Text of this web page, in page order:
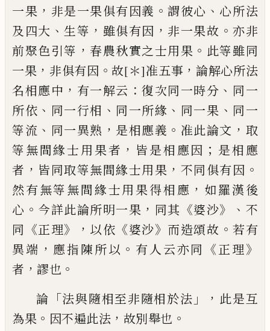
一果 ， 非是一果俱有因義 。謂彼心 、 心所法
及四大 、生等 ， 雖俱有因 ， 非一果故 。亦非
前聚色引等 ， 春農秋實之士用果 。 此等雖同
一果 ， 非俱有因 。故[＊]准五事 ， 論解心所法
名相應中 ， 有一解云 ：復次同一時分 、 同一
所依 、 同一行相 、 同一所緣 、 同一果 、 同一
等流 、 同一異熟 ， 是相應義 。 准此論文 ， 取
等無間緣士用果者 ， 皆是相應因 ； 是相應
者 ， 皆同取等無間緣士用果 ， 不同俱有因 。
然有無等無間緣士用果得相應 ， 如羅漢後
心 。 今詳此論所明一果 ， 同其 《婆沙》、 不
同 《正理》， 以依 《婆沙》 而造頌故 。若有
異端 ， 應指陳所以 。 有人云亦同 《正理》
者 ， 謬也 。
論 「法與隨相至非隨相於法 」， 此是互
為果 。 因不遍此法 ， 故別舉也 。